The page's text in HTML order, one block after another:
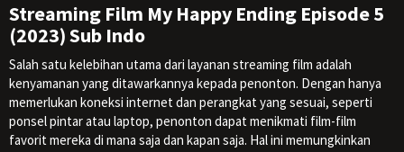
Streaming Film My Happy Ending Episode 5
(2023) Sub Indo
Salah satu kelebihan utama dari layanan streaming film adalah
kenyamanan yang ditawarkannya kepada penonton. Dengan hanya
memerlukan koneksi internet dan perangkat yang sesuai, seperti
ponsel pintar atau laptop, penonton dapat menikmati film-film
favorit mereka di mana saja dan kapan saja. Hal ini memungkinkan